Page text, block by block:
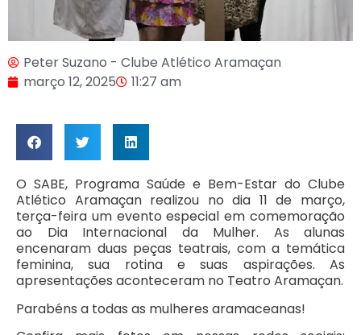
Peter Suzano - Clube Atlético Aramaçan
março 12, 2025
11:27 am
O SABE, Programa Saúde e Bem-Estar do Clube
Atlético Aramaçan realizou no dia 11 de março,
terça-feira um evento especial em comemoração
ao Dia Internacional da Mulher. As alunas
encenaram duas peças teatrais, com a temática
feminina, sua rotina e suas aspirações. As
apresentações aconteceram no Teatro Aramaçan.
Parabéns a todas as mulheres aramaceanas!